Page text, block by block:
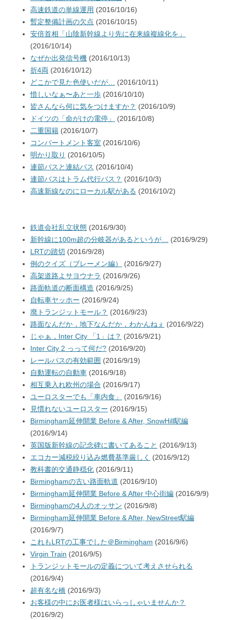
高速鉄道の単線運用 (2016/10/16)
暫定整備計画の欠点 (2016/10/15)
安倍首相「山陰新幹線より先に在来線複線化を」
(2016/10/14)
なぜか出発信号機 (2016/10/13)
折4両 (2016/10/12)
どこかで見た色使いだが…
(2016/10/11)
惜しいなぁ〜あと一歩 (2016/10/10)
皆さんなら何に気をつけますか？ (2016/10/9)
ドイツの「命がけの電停」
(2016/10/8)
二重国籍 (2016/10/7)
コンパートメント客室 (2016/10/6)
明かり取り (2016/10/5)
連節バスと連結バス (2016/10/4)
連節バスはトラム代行バス？ (2016/10/3)
高速新線なのにローカル駅がある (2016/10/2)
鉄道会社乱立状態 (2016/9/30)
新幹線に100m超の分岐器があるというが…
(2016/9/29)
LRTの踏切 (2016/9/28)
例のクイズ（ブレーメン編）
(2016/9/27)
高架道路よサヨウナラ (2016/9/26)
路面軌道の断面構造 (2016/9/25)
自転車ヤッホー (2016/9/24)
廃トランジットモール？ (2016/9/23)
路面なんだか，地下なんだか，わかんねぇ (2016/9/22)
じゃぁ，Inter City 「1」は？ (2016/9/21)
Inter City 2 っって何だ? (2016/9/20)
レールパスの有効範囲 (2016/9/19)
自動運転の自動車 (2016/9/18)
相互乗入れ欧州の場合 (2016/9/17)
ユーロスターでも「車内食」
(2016/9/16)
見慣れないユーロスター (2016/9/15)
Birmingham延伸開業 Before & After, SnowHill駅編
(2016/9/14)
英国版新幹線の記念碑に書いてあること (2016/9/13)
エコカー減税絞り込み燃費基準厳しく
(2016/9/12)
教科書的交通静穏化 (2016/9/11)
Birminghamの古い路面軌道 (2016/9/10)
Birmingham延伸開業 Before & After 中心街編 (2016/9/9)
Birminghamの4人のオッサン (2016/9/8)
Birmingham延伸開業 Before & After, NewStreet駅編
(2016/9/7)
これもLRTの工事でした＠Birmingham (2016/9/6)
Virgin Train (2016/9/5)
トランジットモールの定義について考えさせられる
(2016/9/4)
超有名な橋 (2016/9/3)
お客様の中にお医者様はいらっしゃいませんか？
(2016/9/2)